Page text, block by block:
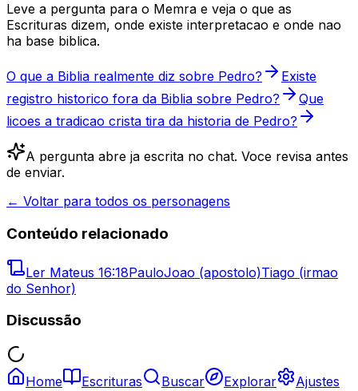
Leve a pergunta para o Memra e veja o que as
Escrituras dizem, onde existe interpretacao e onde nao
ha base biblica.
O que a Biblia realmente diz sobre Pedro?
Existe
registro historico fora da Biblia sobre Pedro?
Que
licoes a tradicao crista tira da historia de Pedro?
A pergunta abre ja escrita no chat. Voce revisa antes
de enviar.
← Voltar para todos os personagens
Conteúdo relacionado
Ler Mateus 16:18PauloJoao (apostolo)Tiago (irmao
do Senhor)
Discussão
Home Escrituras Buscar Explorar Ajustes